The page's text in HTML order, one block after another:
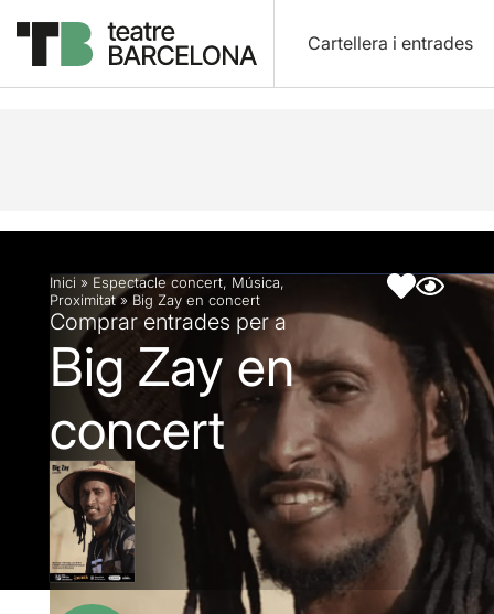
Cartellera i entrades
Descripció Fitxa artística
Inici » Espectacle concert, Música,
Proximitat» Big Zay en concert
Comprar entrades per a
Big Zay en
concert